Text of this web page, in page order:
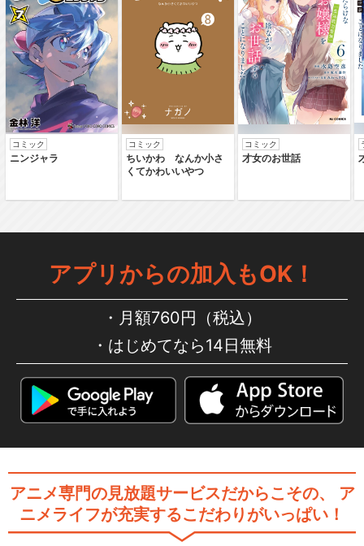
闇芝居 八期
闇芝居 十一期
闇芝居 十二期
コミック
ニンジャラ
コミック
ちいかわ なんか小さ
くてかわいいやつ
コミック
才女のお世話
アプリからの加入もOK！
月額760円（税込）
はじめてなら14日無料
アニメ専門の見放題サービスだからこその、
ア
ニメライフが充実するこだわりがいっぱい！